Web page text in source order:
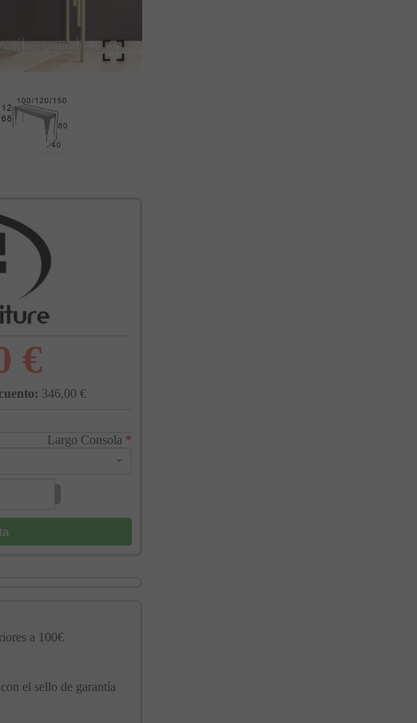
€
346,00 €
Largo Consola *
a 100€
con el sello de garantía
Al unirte expresas tu consentimiento para recibir comunicaciones comerciales de IBERGADA. Puedes